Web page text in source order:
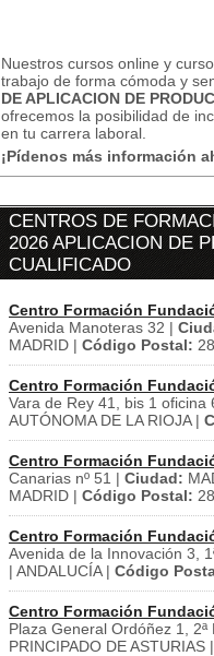
Nuestros cursos online y
trabajo de forma cómoda y
DE APLICACION DE
ofrecemos la posibilidad de
en tu carrera laboral.
¡Pídenos más información
CENTROS DE
2026 APLICACION DE
CUALIFICADO
Centro Formación
Avenida Manoteras 32 |
MADRID | Código Postal:
Centro Formación
Vara de Rey 41, bis 1 oficina
AUTÓNOMA DE LA RIOJA |
Centro Formación
Canarias nº 51 | Ciudad:
MADRID | Código Postal:
Centro Formación
Avenida de la Innovación 3,
| ANDALUCÍA | Código
Centro Formación
Plaza General Ordóñez 1, 2ª
PRINCIPADO DE ASTURIAS |